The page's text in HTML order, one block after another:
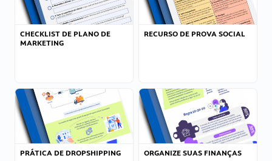
CHECKLIST DE PLANO DE
MARKETING
RECURSO DE PROVA SOCIAL
PRÁTICA DE DROPSHIPPING ORGANIZE SUAS FINANÇAS